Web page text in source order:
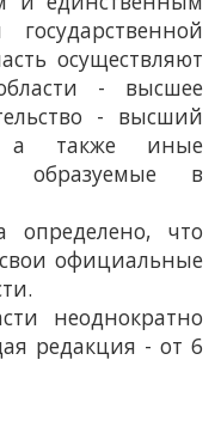
осуществляют
- высшее
- высший
а также иные
образуемые в
что
официальные
неоднократно
редакция - от 6